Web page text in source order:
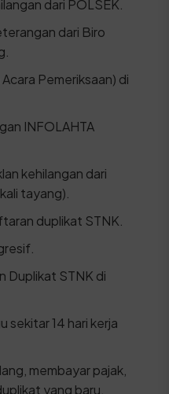
dari POLSEK.
dari Biro
Pemeriksaan) di
INFOLAHTA
kehilangan dari
tayang).
duplikat STNK.
Duplikat STNK di
sekitar 14 hari kerja
membayar pajak,
yang baru.